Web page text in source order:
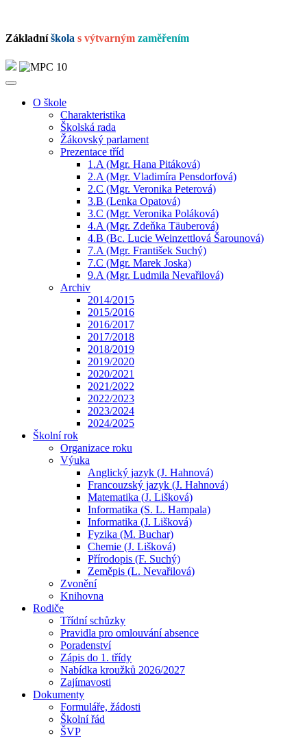
Základníškola s výtvarným zaměřením
O škole
Charakteristika
Školská rada
Žákovský parlament
Prezentace tříd
1.A (Mgr. Hana Pitáková)
2.A (Mgr. Vladimíra Pensdorfová)
2.C (Mgr. Veronika Peterová)
3.B (Lenka Opatová)
3.C (Mgr. Veronika Poláková)
4.A (Mgr. Zdeňka Täuberová)
4.B (Bc. Lucie Weinzettlová Šarounová)
7.A (Mgr. František Suchý)
7.C (Mgr. Marek Joska)
9.A (Mgr. Ludmila Nevařilová)
Archiv
2014/2015
2015/2016
2016/2017
2017/2018
2018/2019
2019/2020
2020/2021
2021/2022
2022/2023
2023/2024
2024/2025
Školní rok
Organizace roku
Výuka
Anglický jazyk (J. Hahnová)
Francouzský jazyk (J. Hahnová)
Matematika (J. Lišková)
Informatika (S. L. Hampala)
Informatika (J. Lišková)
Fyzika (M. Buchar)
Chemie (J. Lišková)
Přírodopis (F. Suchý)
Zeměpis (L. Nevařilová)
Zvonění
Knihovna
Rodiče
Třídní schůzky
Pravidla pro omlouvání absence
Poradenství
Zápis do 1. třídy
Nabídka kroužků 2026/2027
Zajímavosti
Dokumenty
Formuláře, žádosti
Školní řád
ŠVP